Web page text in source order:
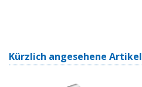
Kürzlich angesehene Artikel